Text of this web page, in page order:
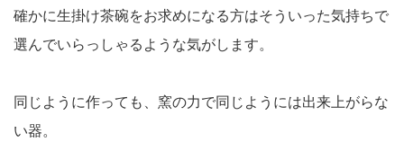
確かに生掛け茶碗をお求めになる方はそういった気持ちで
選んでいらっしゃるような気がします。
同じように作っても、窯の力で同じようには出来上がらな
い器。